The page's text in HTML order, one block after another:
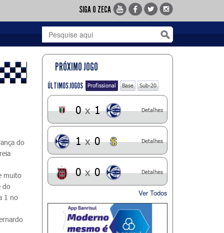
SIGA O ZECA
do
muito
do
1 no
PRÓXIMO JOGO
ÚLTIMOS JOGOS Profissional Base Sub-20
0 x 1 Detalhes
1 x 0 Detalhes
0 x 0 Detalhes
Ver Todos